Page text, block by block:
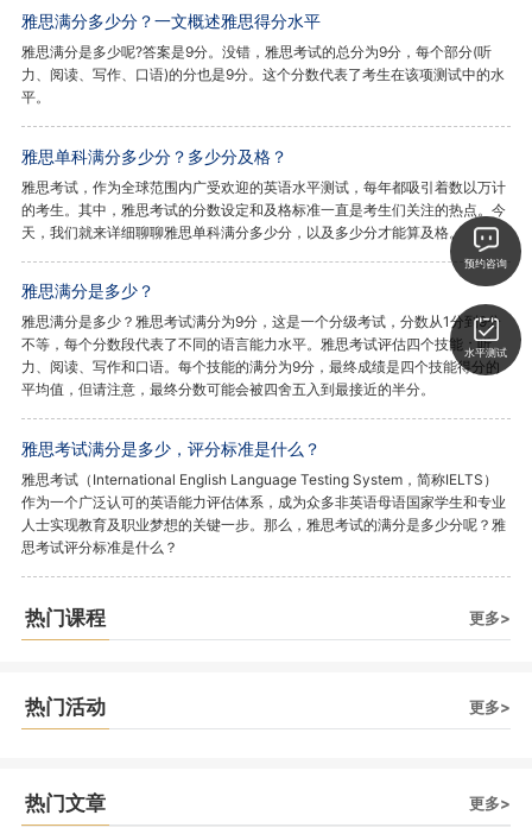
雅思满分多少分？一文概述雅思得分水平
雅思满分是多少呢?答案是9分。没错，雅思考试的总分为9分，每个部分(听
力、阅读、写作、口语)的分也是9分。这个分数代表了考生在该项测试中的水
平。
雅思单科满分多少分？多少分及格？
雅思考试，作为全球范围内广受欢迎的英语水平测试，每年都吸引着数以万计
的考生。其中，雅思考试的分数设定和及格标准一直是考生们关注的热点。今
天，我们就来详细聊聊雅思单科满分多少分，以及多少分才能算及格。
雅思满分是多少？
雅思满分是多少？雅思考试满分为9分，这是一个分级考试，分数从1分到9分
不等，每个分数段代表了不同的语言能力水平。雅思考试评估四个技能：听
力、阅读、写作和口语。每个技能的满分为9分，最终成绩是四个技能得分的
平均值，但请注意，最终分数可能会被四舍五入到最接近的半分。
雅思考试满分是多少，评分标准是什么？
雅思考试（International English Language Testing System，简称IELTS）
作为一个广泛认可的英语能力评估体系，成为众多非英语母语国家学生和专业
人士实现教育及职业梦想的关键一步。那么，雅思考试的满分是多少分呢？雅
思考试评分标准是什么？
热门课程 更多>
热门活动 更多>
热门文章 更多>
预约咨询
水平测试